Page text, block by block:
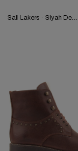
Sail Lakers - Siyah Deri Fermuarlı Kadın Bot 105-5020-22063